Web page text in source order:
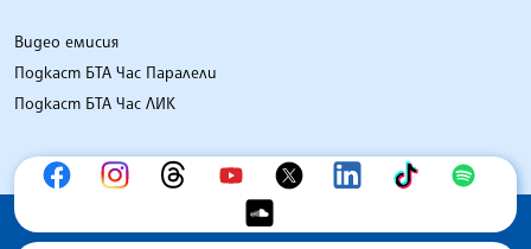
Видео емисия
Подкаст БТА Час Паралели
Подкаст БТА Час ЛИК